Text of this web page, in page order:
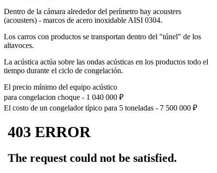
Dentro de la cámara alrededor del perímetro hay acousters
(acousters) - marcos de acero inoxidable AISI 0304.
Los carros con productos se transportan dentro del "túnel" de los
altavoces.
La acústica actúa sobre las ondas acústicas en los productos todo el
tiempo durante el ciclo de congelación.
El precio mínimo del equipo acústico
para congelacion choque - 1 040 000 ₽
El costo de un congelador típico para 5 toneladas - 7 500 000 ₽